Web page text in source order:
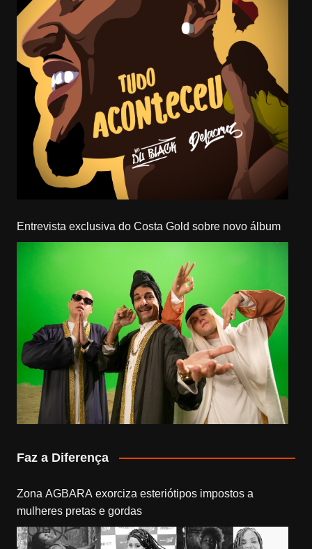
Entrevista exclusiva do Costa Gold sobre novo álbum
Faz a Diferença
Zona AGBARA exorciza esteriótipos impostos a
mulheres pretas e gordas